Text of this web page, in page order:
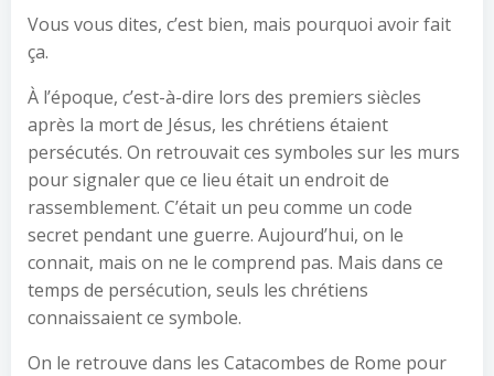
Vous vous dites, c’est bien, mais pourquoi avoir fait
ça.
À l’époque, c’est-à-dire lors des premiers siècles
après la mort de Jésus, les chrétiens étaient
persécutés. On retrouvait ces symboles sur les murs
pour signaler que ce lieu était un endroit de
rassemblement. C’était un peu comme un code
secret pendant une guerre. Aujourd’hui, on le
connait, mais on ne le comprend pas. Mais dans ce
temps de persécution, seuls les chrétiens
connaissaient ce symbole.
On le retrouve dans les Catacombes de Rome pour